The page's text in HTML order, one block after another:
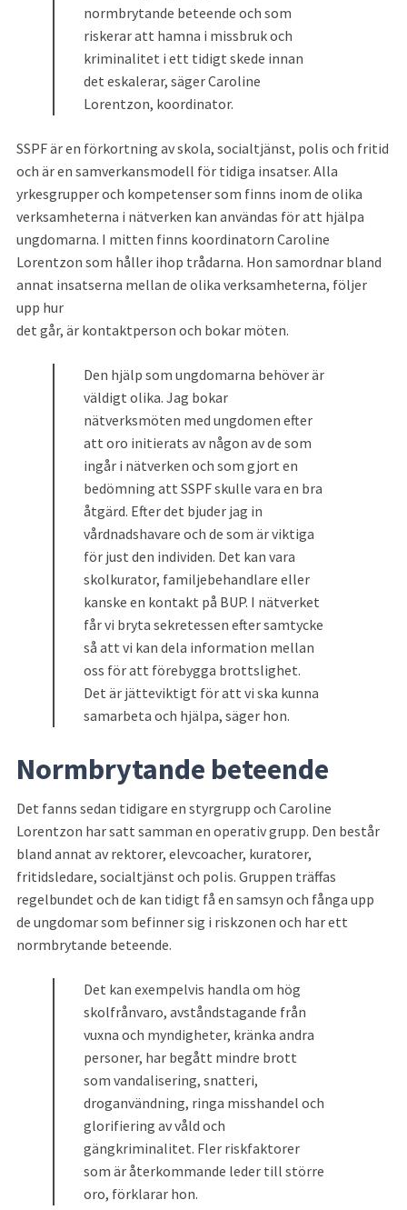
normbrytande beteende och som
riskerar att hamna i missbruk och
kriminalitet i ett tidigt skede innan
det eskalerar, säger Caroline
Lorentzon, koordinator.
SSPF är en förkortning av skola, socialtjänst, polis och fritid
och är en samverkansmodell för tidiga insatser. Alla
yrkesgrupper och kompetenser som finns inom de olika
verksamheterna i nätverken kan användas för att hjälpa
ungdomarna. I mitten finns koordinatorn Caroline
Lorentzon som håller ihop trådarna. Hon samordnar bland
annat insatserna mellan de olika verksamheterna, följer
upp hur
det går, är kontaktperson och bokar möten.
Den hjälp som ungdomarna behöver är
väldigt olika. Jag bokar
nätverksmöten med ungdomen efter
att oro initierats av någon av de som
ingår i nätverken och som gjort en
bedömning att SSPF skulle vara en bra
åtgärd. Efter det bjuder jag in
vårdnadshavare och de som är viktiga
för just den individen. Det kan vara
skolkurator, familjebehandlare eller
kanske en kontakt på BUP. I nätverket
får vi bryta sekretessen efter samtycke
så att vi kan dela information mellan
oss för att förebygga brottslighet.
Det är jätteviktigt för att vi ska kunna
samarbeta och hjälpa, säger hon.
Normbrytande beteende
Det fanns sedan tidigare en styrgrupp och Caroline
Lorentzon har satt samman en operativ grupp. Den består
bland annat av rektorer, elevcoacher, kuratorer,
fritidsledare, socialtjänst och polis. Gruppen träffas
regelbundet och de kan tidigt få en samsyn och fånga upp
de ungdomar som befinner sig i riskzonen och har ett
normbrytande beteende.
Det kan exempelvis handla om hög
skolfrånvaro, avståndstagande från
vuxna och myndigheter, kränka andra
personer, har begått mindre brott
som vandalisering, snatteri,
droganvändning, ringa misshandel och
glorifiering av våld och
gängkriminalitet. Fler riskfaktorer
som är återkommande leder till större
oro, förklarar hon.